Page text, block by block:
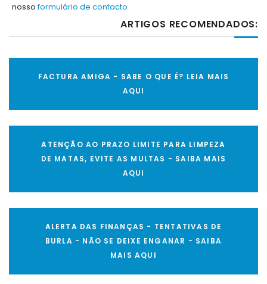
nossoformulário de contacto
ARTIGOS RECOMENDADOS:
FACTURA AMIGA - SABE O QUE É? LEIA MAIS
AQUI
ATENÇÃO AO PRAZO LIMITE PARA LIMPEZA
DE MATAS, EVITE AS MULTAS - SAIBA MAIS
AQUI
ALERTA DAS FINANÇAS - TENTATIVAS DE
BURLA - NÃO SE DEIXE ENGANAR - SAIBA
MAIS AQUI